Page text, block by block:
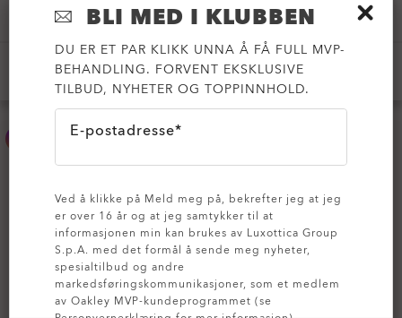
Filtrer
-20% PRIZM™ NYHETER
BLI MED I KLUBBEN
DU ER ET PAR KLIKK UNNA Å FÅ FULL MVP-
BEHANDLING. FORVENT EKSKLUSIVE
TILBUD, NYHETER OG TOPPINNHOLD.
E-postadresse*
Ved å klikke på Meld meg på, bekrefter jeg at jeg
er over 16 år og at jeg samtykker til at
informasjonen min kan brukes av Luxottica Group
S.p.A. med det formål å sende meg nyheter,
spesialtilbud og andre
markedsføringskommunikasjoner, som et medlem
av Oakley MVP-kundeprogrammet (se